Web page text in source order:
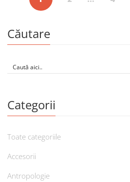
Căutare
Categorii
Toate categoriile
Accesorii
Antropologie